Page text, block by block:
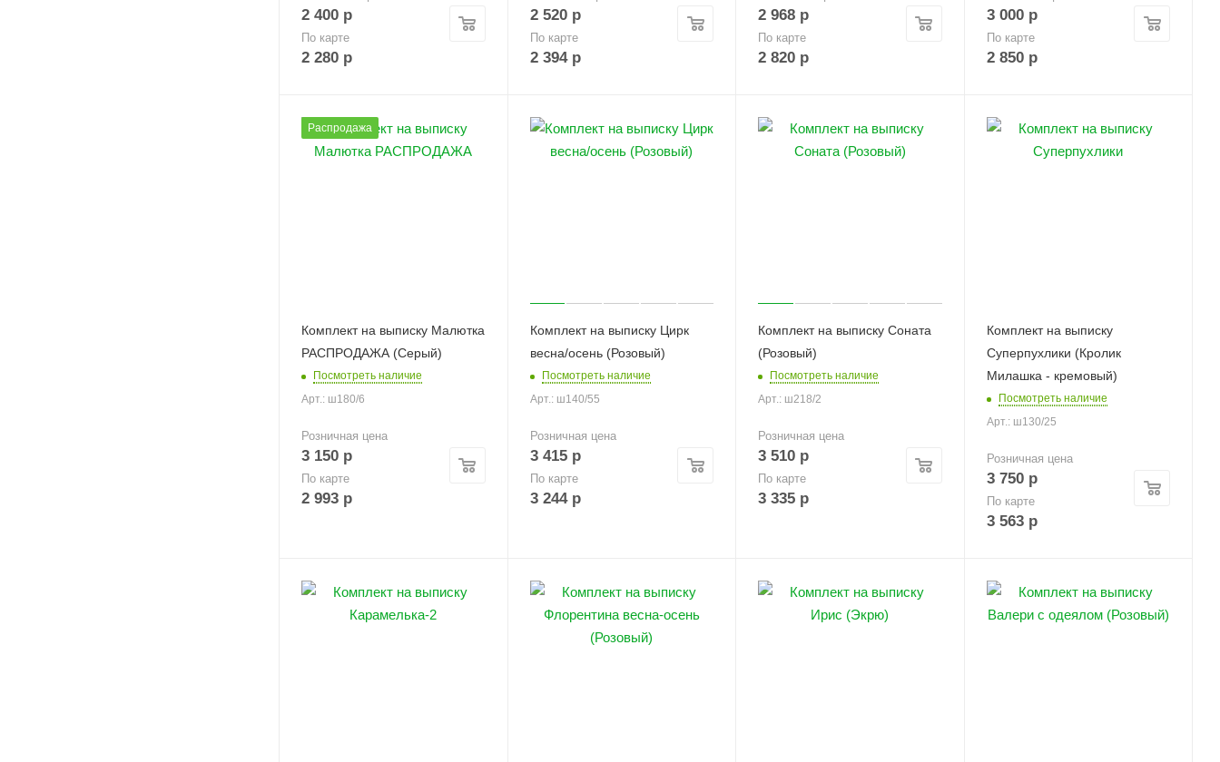
2 400 р
По карте
2 280 р
2 520р
По карте
2 394р
2 968 р
По карте
2 820 р
3 000р
По карте
2 850р
Распродажа
Комплект на выписку Малютка
РАСПРОДАЖА (Серый)
Посмотреть наличие
Арт.: ш180/6
Розничная цена
3 150 р
По карте
2 993 р
Комплект на выписку Цирк
весна/осень (Розовый)
Посмотреть наличие
Арт.: ш140/55
Розничная цена
3 415р
По карте
3 244р
Комплект на выписку Соната
(Розовый)
Посмотреть наличие
Арт.: ш218/2
Розничная цена
3 510 р
По карте
3 335 р
Комплект на выписку
Суперпухлики (Кролик
Милашка - кремовый)
Посмотреть наличие
Арт.: ш130/25
Розничная цена
3 750р
По карте
3 563р